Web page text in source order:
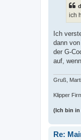
ich
Ich
dann
der G-
auf,
Gruß,
Klipper
(Ich bin in
Re: